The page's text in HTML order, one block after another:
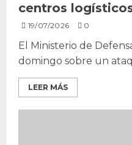
centros
19/07/2026 0
El Ministerio de
domingo sobre un
LEER MÁS